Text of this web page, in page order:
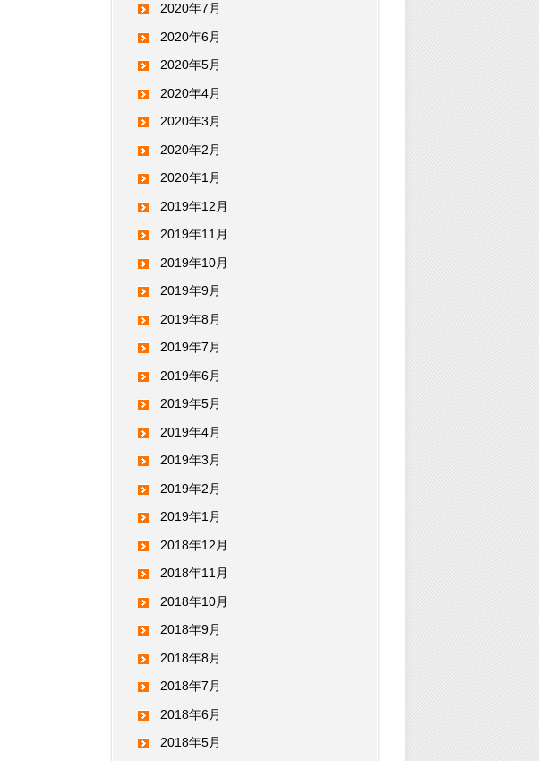
2020年7月
2020年6月
2020年5月
2020年4月
2020年3月
2020年2月
2020年1月
2019年12月
2019年11月
2019年10月
2019年9月
2019年8月
2019年7月
2019年6月
2019年5月
2019年4月
2019年3月
2019年2月
2019年1月
2018年12月
2018年11月
2018年10月
2018年9月
2018年8月
2018年7月
2018年6月
2018年5月